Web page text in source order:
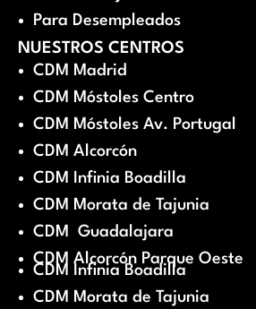
Para Desempleados
NUESTROS CENTROS
CDM Madrid
CDM Móstoles Centro
CDM Móstoles Av. Portugal
CDM Alcorcón
CDM Infinia Boadilla
CDM Morata de Tajunia
CDM Guadalajara
CDM Alcorcón Parque Oeste
CDM Infinia Boadilla
CDM Morata de Tajunia